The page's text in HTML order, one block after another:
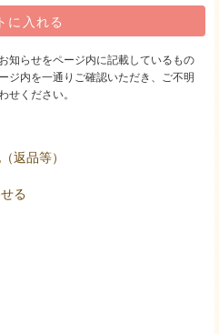
知らせをページ内に記載しているもの
ジ内を一通りご確認いただき、ご不明
ください。
返品等）
る